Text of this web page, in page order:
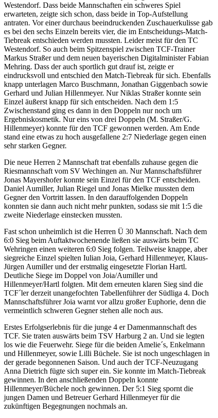
Westendorf. Dass beide Mannschaften ein schweres Spiel
erwarteten, zeigte sich schon, dass beide in Top-Aufstellung
antraten. Vor einer durchaus beeindruckenden Zuschauerkulisse gab
es bei den sechs Einzeln bereits vier, die im Entscheidungs-Match-
Tiebreak entschieden werden mussten. Leider meist für den TC
Westendorf. So auch beim Spitzenspiel zwischen TCF-Trainer
Markus Straßer und dem neuen bayerischen Digitalminister Fabian
Mehring. Dass der auch sportlich gut drauf ist, zeigte er
eindrucksvoll und entschied den Match-Tiebreak für sich. Ebenfalls
knapp unterlagen Marco Buschmann, Jonathan Giggenbach sowie
Gerhard und Julian Hillenmeyer. Nur Niklas Straßer konnte sein
Einzel äußerst knapp für sich entscheiden. Nach dem 1:5
Zwischenstand ging es dann in den Doppeln nur noch um
Ergebniskosmetik. Nur eins von drei Doppeln (M. Straßer/G.
Hillenmeyer) konnte für den TCF gewonnen werden. Am Ende
stand eine etwas zu hoch ausgefallene 2:7 Niederlage gegen einen
sehr starken Gegner.
Die neue Herren 2 Mannschaft trat ebenfalls zuhause gegen die
Riesmannschaft vom SV Wechingen an. Nur Mannschaftsführer
Jonas Mayershofer konnte sein Einzel für den TCF entscheiden.
Daniel Aumiller, Julian Riegel und Jonas Mielke mussten dem
Gegner den Vortritt lassen. In den darauffolgenden Doppeln
konnten sie dann auch nicht mehr punkten, sodass sie mit 1:5 die
zweite Niederlage einstecken mussten.
Fast schon unheimlich ist die Herren Ü 30 Mannschaft. Nach dem
6:0 Sieg beim Auftaktwochenende ließen sie auswärts beim TC
Wehringen einen weiteren 6:0 Sieg folgen. Teilweise knappe, aber
siegreiche Einzel spielten Iulian Joia, Gerhard Hillenmeyer, Klaus-
Jürgen Aumiller und der erstmalig eingesetzte Florian Hartl.
Deutliche Siege im Doppel von Joia/Aumiller und
Hillenmeyer/Hartl folgten. Mit dem erneuten klaren Sieg sind die
TCF´ler derzeit unangefochten Tabellenführer der Südliga 4. Doch
Mannschaftsführer Joia warnt vor allzu großer Euphorie, denn die
vermeintlich schweren Gegner stehen alle noch aus.
Erstes Erfolgserlebnis für die junge 4 er Damenmannschaft des
TCF. Sie traten auswärts beim TSV Harburg 2 an. Und sie legten
los wie die Feuerwehr. Siege für die beiden Amelie´s, Enkelmann
und Hillenmeyer, sowie Lilli Büchele. Sie ist noch ungeschlagen in
der gerade begonnenen Saison. Und auch der TCF-Neuzugang
Anna Dietrich fügte sich super ein. Sie konnte im Match-Tiebreak
gewinnen. In den anschließenden Doppeln konnte
Hillenmeyer/Büchele noch gewinnen. Der 5:1 Sieg spornt die
jungen Damen und Betreuer Gerhard Hillenmeyer für die
zukünftigen Begegnungen nochmals an.